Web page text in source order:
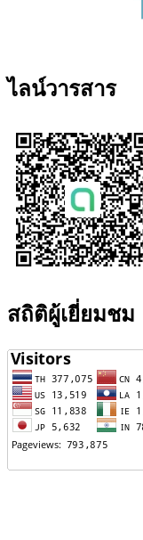
ไลน์วารสาร
สถิติผู้เยี่ยมชม